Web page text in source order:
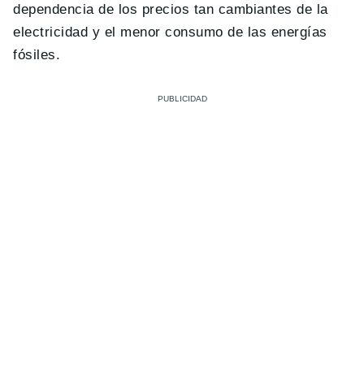
dependencia de los precios tan cambiantes de la
electricidad y el menor consumo de las energías
fósiles.